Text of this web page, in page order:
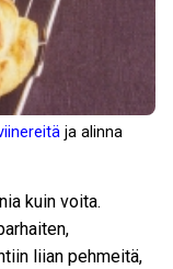
ja alinna
kuin voita.
liian pehmeitä,